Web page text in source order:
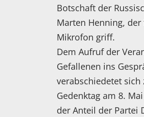
Botschaft der
Marten Henning,
Mikrofon griff.
Dem Aufruf der
Gefallenen ins
verabschiedetet
Gedenktag am 8.
der Anteil der Partei